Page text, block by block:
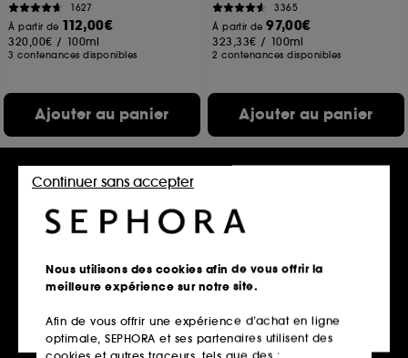
1627
À partir de 112,00€
320,00€ / 100ml
3 contenances disponibles
Ajouter au panier
3365
À partir de97,00€
323,33€ / 100ml
2 contenances disponibles
Ajouter au panier
LACOSTE
L.12.12 Rose
GUERLAIN
Aqua Allegoria
Rosa Rossa Forte
Nous utilisons des cookies afin de vous offrir la
meilleure expérience sur notre site.
Afin de vous offrir une expérience d’achat en ligne
optimale, SEPHORA et ses partenaires utilisent des
cookies et autres traceurs, tels que des :
Continuer sans accepter